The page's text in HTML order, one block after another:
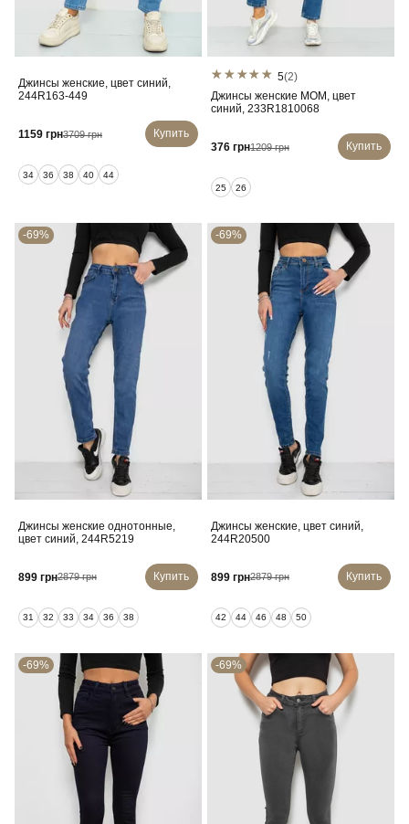
Джинсы женские, цвет синий,
244R163-449
1159 грн3709 грн Купить
34 36 38 40 44
5(2)
Джинсы женские MOM, цвет
синий, 233R1810068
376 грн1209 грн Купить
25 26
-69%
Джинсы женские однотонные,
цвет синий, 244R5219
899 грн2879 грн Купить
31 32 33 34 36 38
-69%
Джинсы женские, цвет синий,
244R20500
899 грн2879 грн Купить
42 44 46 48 50
-69% -69%